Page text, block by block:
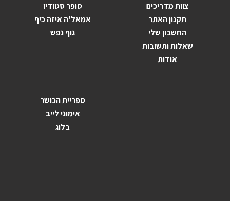
צוות מדריכים
תקנון האתר
החשבון שלי
שאלות ותשובות
אודות
סופר סטודיו
אמאל'ה איזה כיף
גוף נפש
ספריית הכושר
אימוני לייב
בלוג